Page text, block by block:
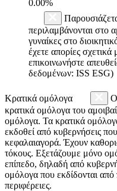
0.00%
περιλαμβάνονται στο
γυναίκες στο
έχετε απορίες σχετικά
επικοινωνήστε
δεδομένων: ISS ESG)
Κρατικά ομόλογα
κρατικά ομόλογα του
ομόλογα. Τα κρατικά
εκδοθεί από κυβερνήσεις
κεφαλαιαγορά. Έχουν
τόκους. Εξετάζουμε μόνο
επίπεδο, δηλαδή από
ομόλογα που εκδίδονται από
περιφέρειες.